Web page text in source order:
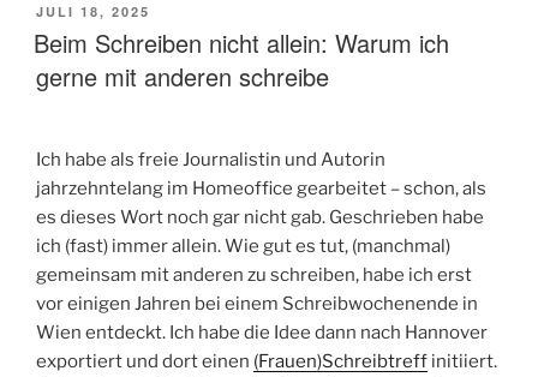
VERÖFFENTLICHT
AM
JULI 18, 2025
Beim Schreiben nicht allein: Warum ich
gerne mit anderen schreibe
Ich habe als freie Journalistin und Autorin
jahrzehntelang im Homeoffice gearbeitet – schon, als
es dieses Wort noch gar nicht gab. Geschrieben habe
ich (fast) immer allein. Wie gut es tut, (manchmal)
gemeinsam mit anderen zu schreiben, habe ich erst
vor einigen Jahren bei einem Schreibwochenende in
Wien entdeckt. Ich habe die Idee dann nach Hannover
exportiert und dort einen (Frauen)Schreibtreff initiiert.